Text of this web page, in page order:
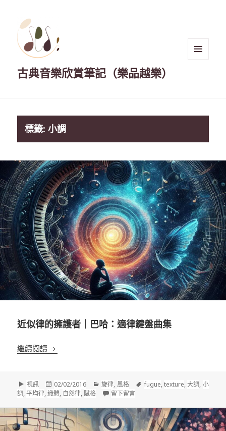
古典音樂欣賞筆記（樂品越樂）
標籤:小調
近似律的擁護者｜巴哈：適律鍵盤曲集
繼續閱讀 近似律的擁護者｜巴哈：適律鍵盤曲集
格
式
視訊
發
佈
02/02/2016
分
類
旋律, 風格
標
fugue,texture,大調, 小
調,平均律,織體, 自然律,賦格 留下留言在 近似律的擁護者｜巴哈：適律